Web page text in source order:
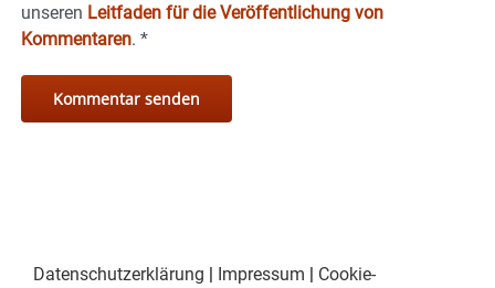
unseren Leitfaden für die Veröffentlichung von
Kommentaren. *
Datenschutzerklärung | Impressum | Cookie-